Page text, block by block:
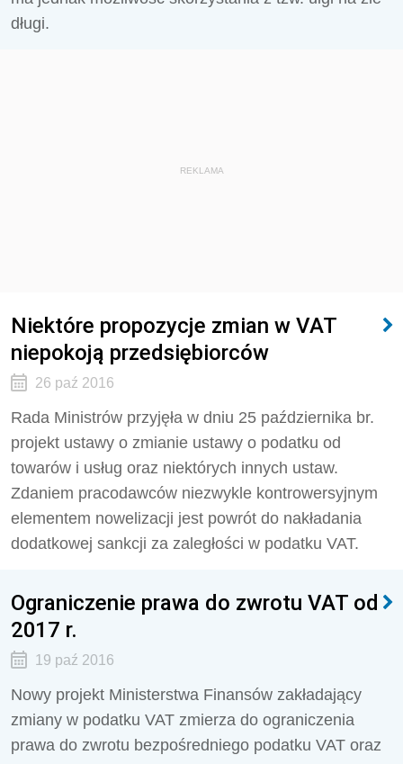
długi.
REKLAMA
Niektóre propozycje zmian w VAT
niepokoją przedsiębiorców
26 paź 2016
Rada Ministrów przyjęła w dniu 25 października br.
projekt ustawy o zmianie ustawy o podatku od
towarów i usług oraz niektórych innych ustaw.
Zdaniem pracodawców niezwykle kontrowersyjnym
elementem nowelizacji jest powrót do nakładania
dodatkowej sankcji za zaległości w podatku VAT.
Ograniczenie prawa do zwrotu VAT od
2017 r.
19 paź 2016
Nowy projekt Ministerstwa Finansów zakładający
zmiany w podatku VAT zmierza do ograniczenia
prawa do zwrotu bezpośredniego podatku VAT oraz